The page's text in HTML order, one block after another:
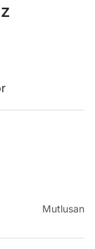
Mutlusan